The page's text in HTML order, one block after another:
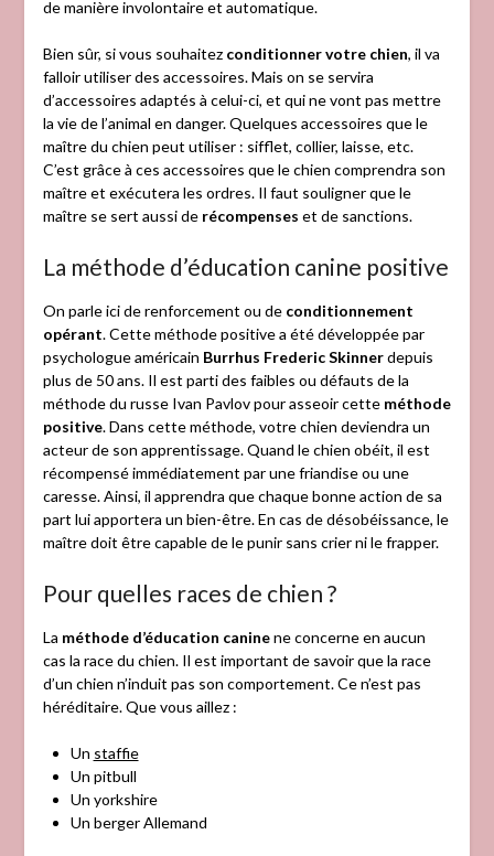
de manière involontaire et automatique.
Bien sûr, si vous souhaitez conditionner votre chien, il va
falloir utiliser des accessoires. Mais on se servira
d’accessoires adaptés à celui-ci, et qui ne vont pas mettre
la vie de l’animal en danger. Quelques accessoires que le
maître du chien peut utiliser : sifflet, collier, laisse, etc.
C’est grâce à ces accessoires que le chien comprendra son
maître et exécutera les ordres. Il faut souligner que le
maître se sert aussi de récompenses et de sanctions.
La méthode d’éducation canine positive
On parle ici de renforcement ou de conditionnement
opérant. Cette méthode positive a été développée par
psychologue américain Burrhus Frederic Skinnerdepuis
plus de 50 ans. Il est parti des faibles ou défauts de la
méthode du russe Ivan Pavlov pour asseoir cette méthode
positive. Dans cette méthode, votre chien deviendra un
acteur de son apprentissage. Quand le chien obéit, il est
récompensé immédiatement par une friandise ou une
caresse. Ainsi, il apprendra que chaque bonne action de sa
part lui apportera un bien-être. En cas de désobéissance, le
maître doit être capable de le punir sans crier ni le frapper.
Pour quelles races de chien ?
La méthode d’éducation caninene concerne en aucun
cas la race du chien. Il est important de savoir que la race
d’un chien n’induit pas son comportement. Ce n’est pas
héréditaire. Que vous aillez :
Un staffie
Un pitbull
Un yorkshire
Un berger Allemand